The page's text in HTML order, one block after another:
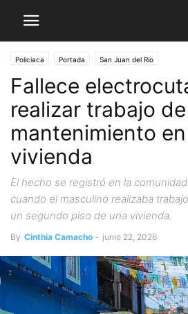
Policiaca Portada San Juan del Río
Fallece
realizar trabajo de
mantenimiento
vivienda
El hecho se registró en la
cuando el masculino realizaba
un segundo piso de una vivienda.
By Cinthia Camacho - junio 22, 2026